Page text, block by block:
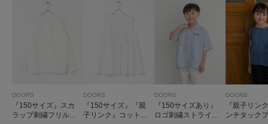
DOORS
『150サイズ』スカ
ラップ刺繍フリルブ
DOORS
『150サイズ』『親
子リンク』コットン
DOORS
『150サイズあり』
ロゴ刺繍ストライプ
DOORS
『親子リン
ンチタック